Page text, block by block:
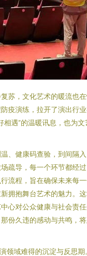
苏，文化艺术的暖流也
疫演练，拉开了演出行
相遇”的温暖讯息，也为文
、健康码查验，到间隔入
疏导，每一个环节都经
流程，旨在确保未来每
拥抱舞台艺术的魅力。
心对公众健康与社会责
份久违的感动与共鸣，
领域难得的沉淀与反思期